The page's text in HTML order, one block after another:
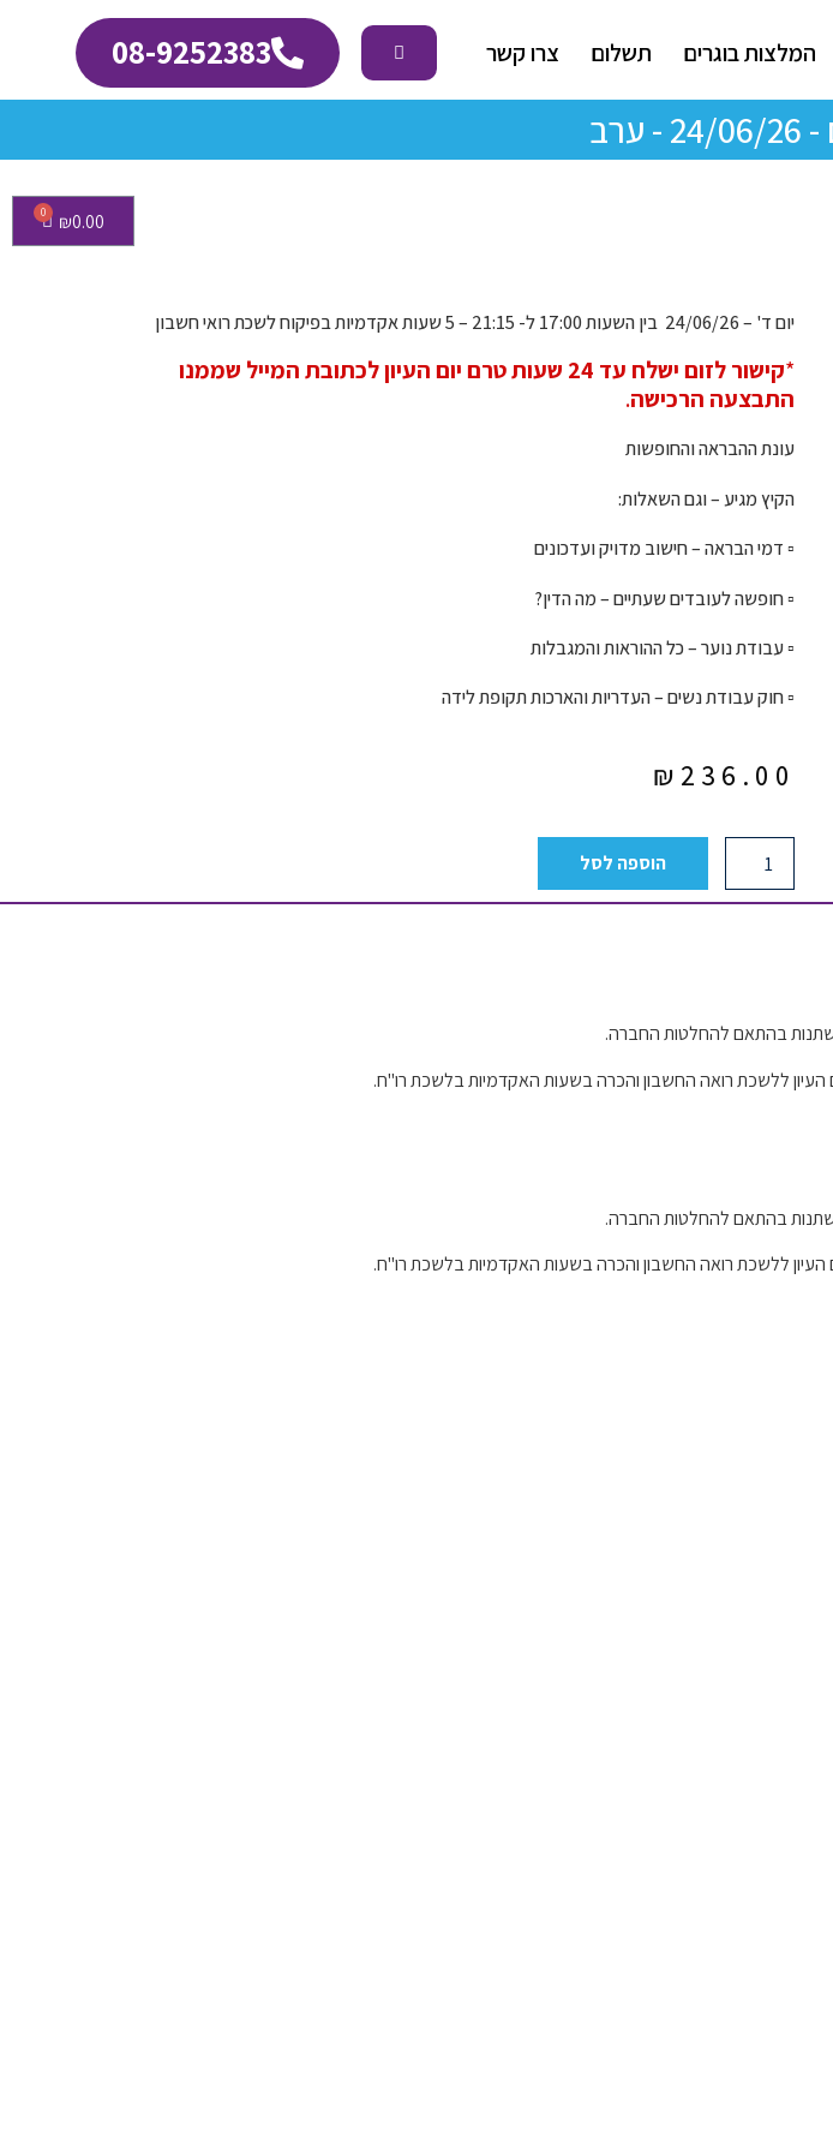
המלצות בוגרים תשלום צרו קשר 08-9252383
₪0.00
יום ד' – 24/06/26 בין השעות 17:00 ל- 21:15 – 5 שעות אקדמיות בפיקוח לשכת רואי חשבון
*
קישור לזום ישלח עד 24 שעות טרם יום העיון לכתובת המייל שממנו
התבצעה הרכישה.
עונת ההבראה והחופשות
הקיץ מגיע – וגם השאלות:
▫️ דמי הבראה – חישוב מדויק ועדכונים
▫️ חופשה לעובדים שעתיים – מה הדין?
▫️ עבודת נוער – כל ההוראות והמגבלות
▫️ חוק עבודת נשים – העדריות והארכות תקופת לידה
₪ 236.00
הוספה לסל
בהתאם להחלטות החברה.
ללשכת רואה החשבון והכרה בשעות האקדמיות בלשכת רו"ח.
בהתאם להחלטות החברה.
ללשכת רואה החשבון והכרה בשעות האקדמיות בלשכת רו"ח.